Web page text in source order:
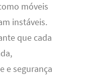
móveis
instáveis.
que cada
e segurança